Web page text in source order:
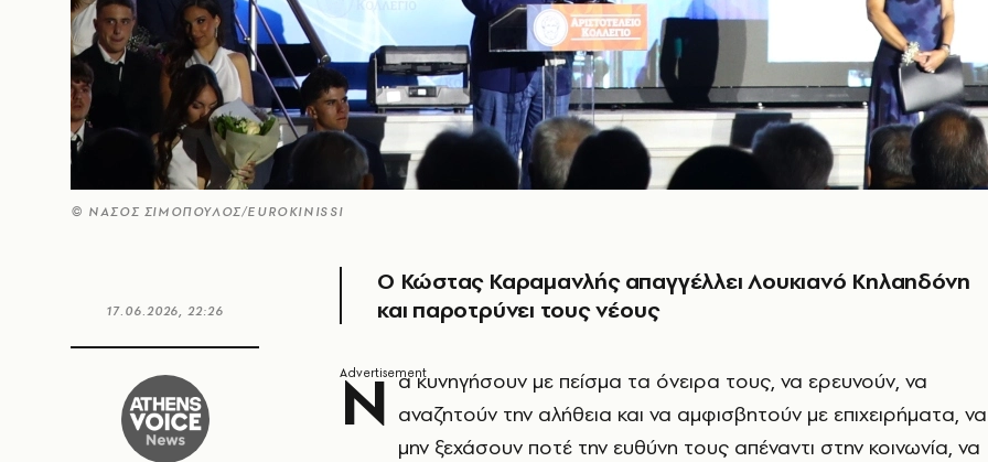
© ΝΑΣΟΣ ΣΙΜΟΠΟΥΛΟΣ/EUROKINISSI
17.06.2026, 22:26
Ο Κώστας Καραμανλής απαγγέλλει Λουκιανό Κηλαηδόνη
και παροτρύνει τους νέους
Ν α κυνηγήσουν με πείσμα τα όνειρα τους, να ερευνούν, να
αναζητούν την αλήθεια και να αμφισβητούν με επιχειρήματα, να
μην ξεχάσουν ποτέ την ευθύνη τους απέναντι στην κοινωνία, να